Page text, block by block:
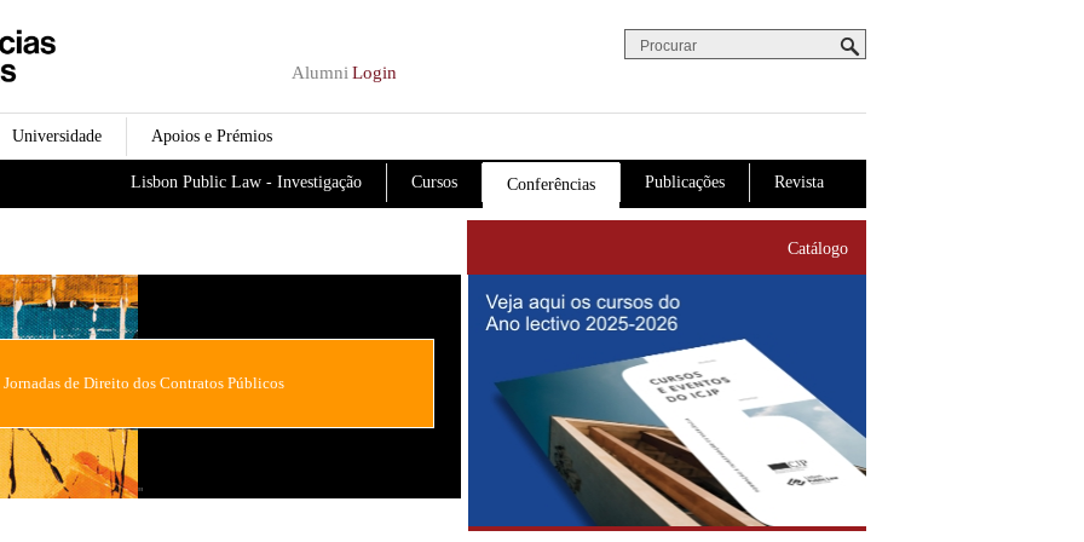
Alumni Login
Formulário de procura
Apoios e Prémios
Universidade
Revista
Publicações
Conferências
Cursos
Lisbon Public Law - Investigação
"
de Direito dos Contratos Públicos
Catálogo